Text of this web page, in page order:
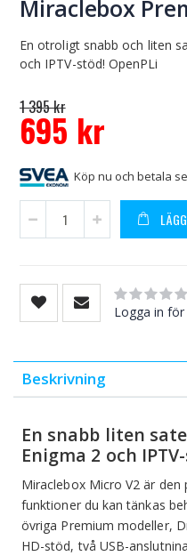
Miraclebox
En otroligt snabb och liten
och IPTV-stöd! OpenPLi
1 395 kr
Special
695 kr
Köp nu och betala
Rating:
0% of100
Logga in
Beskrivning
En snabb liten
Enigma 2 och
Miraclebox Micro V2 är
funktioner du kan tänkas
övriga Premium modeller,
HD-stöd, två USB-